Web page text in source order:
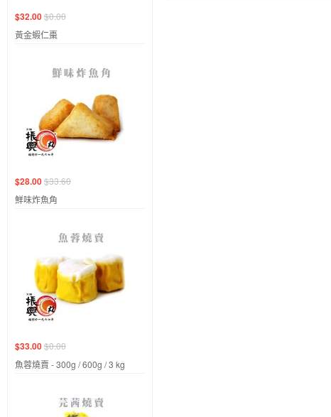
$32.00$0.00
黃金蝦仁棗
$28.00$33.60
鮮味炸魚角
$33.00$0.00
魚蓉燒賣 - 300g / 600g / 3 kg